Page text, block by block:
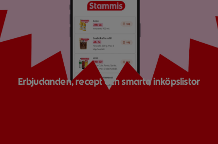
Erbjudanden, recept och smarta inköpslistor